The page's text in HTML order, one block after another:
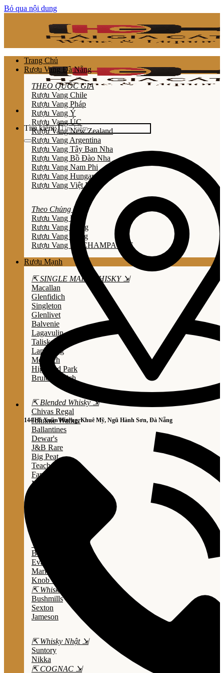
Bỏ qua nội dung
Tìm kiếm:
144 Hồ Xuân Hương, Khuê Mỹ, Ngũ Hành Sơn, Đà Nẵng
Trang Chủ
Rượu Vang Đà Nẵng
THEO QUỐC GIA
Rượu Vang Chile
Rượu Vang Pháp
Rượu Vang Ý
Rượu Vang ÚC
Rượu Vang New Zealand
Rượu Vang Argentina
Rượu Vang Tây Ban Nha
Rượu Vang Bồ Đào Nha
Rượu Vang Nam Phi
Rượu Vang Hungary
Rượu Vang Việt Nam
Theo Chủng Loại
Rươu Vang Đỏ
Rươu Vang Trắng
Rươu Vang Hồng
Rượu Vang Nổ/CHAMPAGNE
Rượu Mạnh
⇱ SINGLE MALT WHISKY ⇲
Macallan
Glenfidich
Singleton
Glenlivet
Balvenie
Lagavulin
Talisker
Laphroaig
Mortlach
Highland Park
Bruichladdich
⇱ Blended Whisky ⇲
Chivas Regal
Johnnie Walker
Ballantines
Dewar's
J&B Rare
Big Peat
Teacher's
Famous Grouse
Monkey Shouder
Wild Turkey
Bulleit Bourbon
Evan Williams
Marker's Mark
Knob Creek
⇱ Whiskey Ailen ⇲
Bushmills
Sexton
Jameson
⇱ Whisky Nhật ⇲
Suntory
Nikka
⇱ COGNAC ⇲